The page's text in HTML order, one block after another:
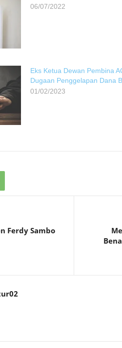
06/07/2022
Eks Ketua Dewan Pembina
Dugaan Penggelapan Dana
01/02/2023
Ferdy Sambo